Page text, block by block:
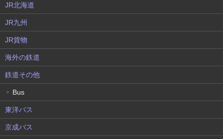
JR北海道
JR九州
JR貨物
海外の鉄道
鉄道その他
▼ Bus
東洋バス
京成バス